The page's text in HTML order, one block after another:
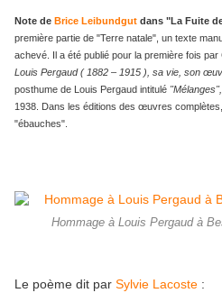
Note de Brice Leibundgut dans "La Fuite
première partie de "Terre natale", un texte
achevé. Il a été publié pour la première fois
Louis Pergaud ( 1882 – 1915 ), sa vie, son
posthume de Louis Pergaud intitulé "Mélanges",
1938. Dans les éditions des œuvres
"ébauches".
Hommage à Louis Pergaud à
Le poème dit par Sylvie Lacoste :